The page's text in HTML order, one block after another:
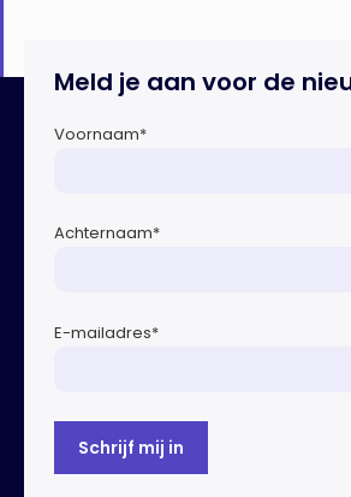
Meld je aan voor de
Voornaam*
Achternaam*
E-mailadres*